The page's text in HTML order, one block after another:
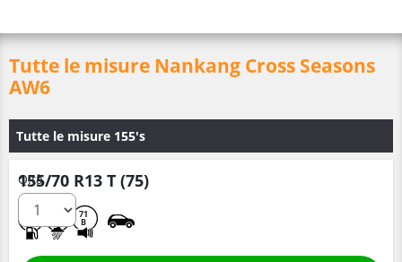
Tutte le misure Nankang Cross Seasons
AW6
Tutte le misure 155's
155/70 R13 T (75)
71
B
Q.tà